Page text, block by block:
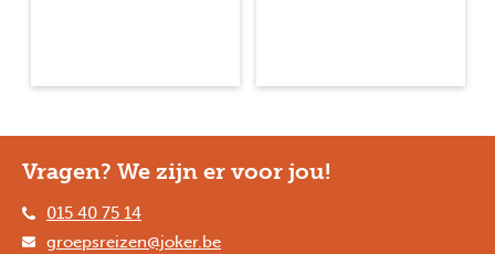
Vragen? We zijn er voor jou!
015 40 75 14
groepsreizen@joker.be